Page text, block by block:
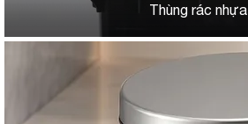
Thùng rác nhựa